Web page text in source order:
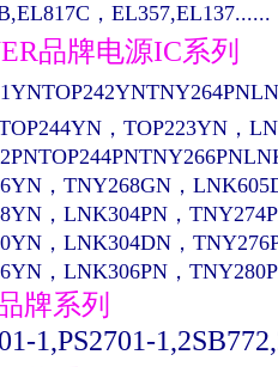
，EL357,EL137......
品牌电源IC系列
，TOP223YN，
，TNY268GN，
，LNK304PN，
，LNK304DN，
，LNK306PN，
牌系列
1,PS2701-